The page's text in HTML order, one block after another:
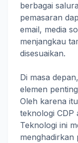
berbagai
pemasaran
email, media
menjangkau
disesuaikan.
Di masa
elemen
Oleh karena
teknologi CDP
Teknologi ini
menghadirkan